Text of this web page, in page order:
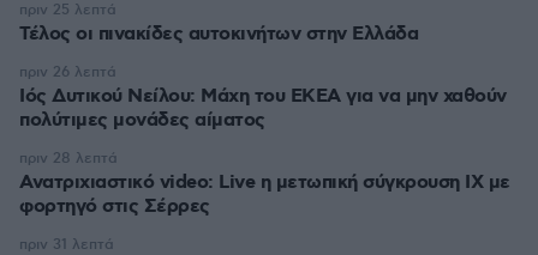
Τέλος οι πινακίδες αυτοκινήτων στην Ελλάδα
πριν 25 λεπτά
Ιός Δυτικού Νείλου: Μάχη του ΕΚΕΑ για να μην χαθούν
πολύτιμες μονάδες αίματος
πριν 26 λεπτά
Ανατριχιαστικό video: Live η μετωπική σύγκρουση ΙΧ με
φορτηγό στις Σέρρες
πριν 28 λεπτά
πριν 31 λεπτά